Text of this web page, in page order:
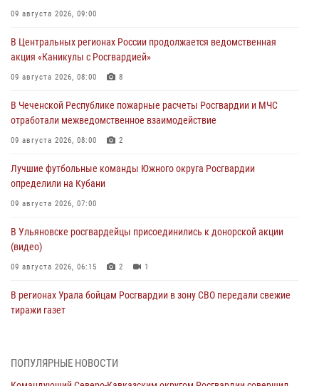
09 августа 2026, 09:00
В Центральных регионах России продолжается ведомственная
акция «Каникулы с Росгвардией»
09 августа 2026, 08:00 8
В Чеченской Республике пожарные расчеты Росгвардии и МЧС
отработали межведомственное взаимодействие
09 августа 2026, 08:00 2
Лучшие футбольные команды Южного округа Росгвардии
определили на Кубани
09 августа 2026, 07:00
В Ульяновске росгвардейцы присоединились к донорской акции
(видео)
09 августа 2026, 06:15 2 1
В регионах Урала бойцам Росгвардии в зону СВО передали свежие
тиражи газет
Росгвардейцы провели занятие по стрелковой подготовке для
ПОПУЛЯРНЫЕ НОВОСТИ